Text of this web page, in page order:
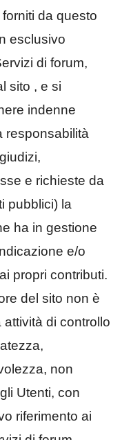
da questo
esclusivo
di forum,
sito , e si
indenne
responsabilità
e richieste da
pubblici) la
ha in gestione
e/o
propri contributi.
del sito non è
di controllo
non
Utenti, con
riferimento ai